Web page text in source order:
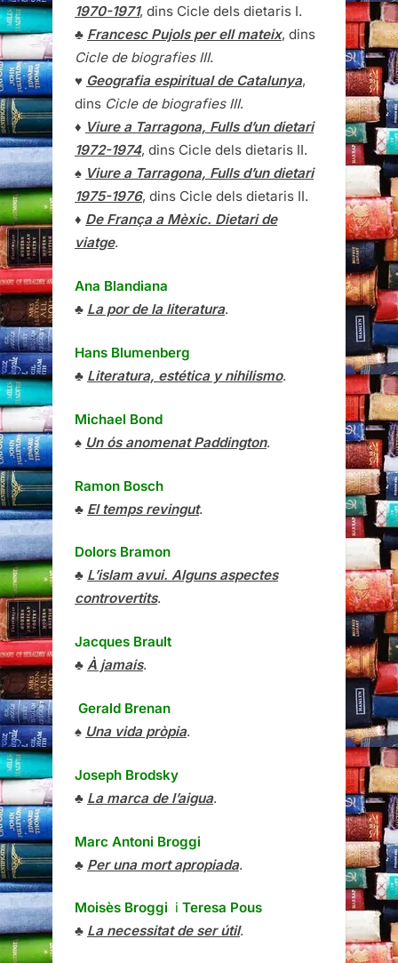
1970-1971, dins Cicle dels dietaris I.
♣ Francesc Pujols per ell mateix, dins
Cicle de biografies III.
♥ Geografia espiritual de Catalunya,
dins Cicle de biografies III.
♦ Viure a Tarragona, Fulls d’un dietari
1972-1974, dins Cicle dels dietaris II.
♠ Viure a Tarragona, Fulls d’un dietari
1975-1976, dins Cicle dels dietaris II.
♦ De França a Mèxic. Dietari de
viatge.
Ana Blandiana
♣ La por de la literatura.
Hans Blumenberg
♣ Literatura, estética y nihilismo.
Michael Bond
♠ Un ós anomenat Paddington.
Ramon Bosch
♣ El temps revingut.
Dolors Bramon
♣ L’islam avui. Alguns aspectes
controvertits.
Jacques Brault
♣ À jamais.
Gerald Brenan
♠ Una vida pròpia.
Joseph Brodsky
♣ La marca de l’aigua.
Marc Antoni Broggi
♣ Per una mort apropiada.
Moisès Broggi i Teresa Pous
♣ La necessitat de ser útil.